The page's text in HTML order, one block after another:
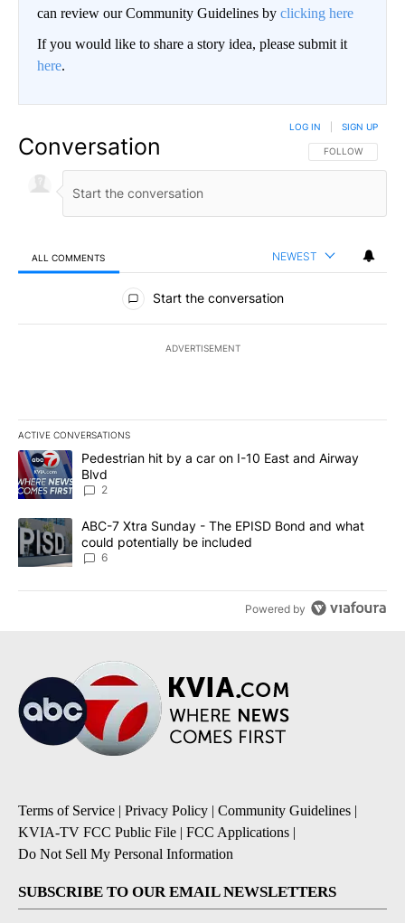
can review our Community Guidelines by clicking here
If you would like to share a story idea, please submit it
here.
Conversation FOLLOW THIS
FOLLOW
LOG IN SIGN UP
ALL COMMENTS NEWEST
All Comments
Start the conversation
ADVERTISEMENT
ACTIVE CONVERSATIONS
The following is a list of the most commented articles in the last
A trending article titled "Pedestrian hit by a car on I-10 East and
Pedestrian hit by a car on I-10 East and Airway
Blvd
2
A trending article titled "ABC-7 Xtra Sunday - The EPISD Bond
ABC-7 Xtra Sunday - The EPISD Bond and what
could potentially be included
6
Powered by
Terms of Service | Privacy Policy | Community Guidelines |
KVIA-TV FCC Public File | FCC Applications |
Do Not Sell My Personal Information
SUBSCRIBE TO OUR EMAIL NEWSLETTERS